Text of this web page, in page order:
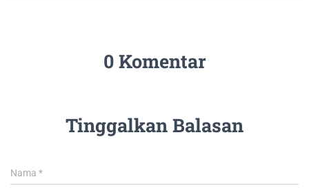
0 Komentar
Tinggalkan Balasan
Nama *